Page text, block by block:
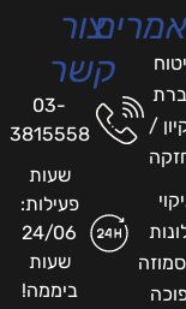
/
צור
קשר
03-
3815558
שעות
פעילות:
24/06
שעות
ביממה!